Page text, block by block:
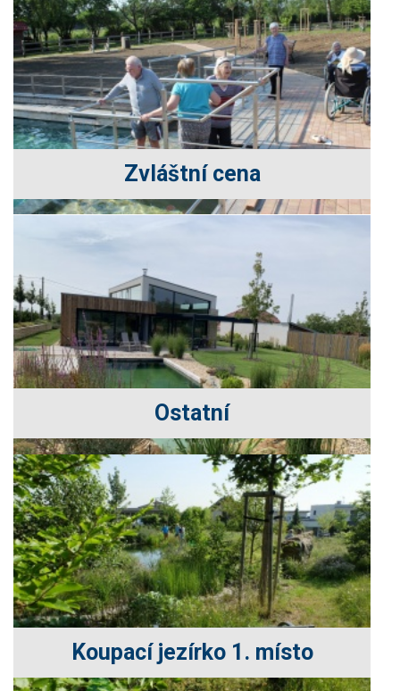
Zvláštní cena
Ostatní
Koupací jezírko 1. místo